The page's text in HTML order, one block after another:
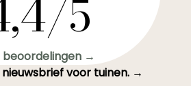
5
beoordelingen →
voor tuinen. →